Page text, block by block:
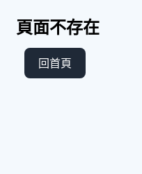
頁面不存在
回首頁